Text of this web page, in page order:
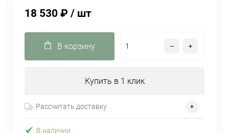
18 530 ₽ / шт
В корзину
Купить в 1 клик
Рассчитать доставку
В наличии